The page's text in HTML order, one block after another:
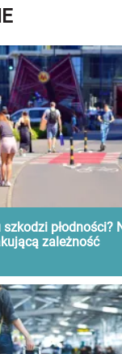
szkodzi płodności?
zależność